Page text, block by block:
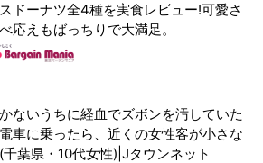
ドーナツ全4種を実食レビュー!可愛さ
応えもばっちりで大満足。
ないうちに経血でズボンを汚していた
車に乗ったら、近くの女性客が小さな
千葉県・10代女性)|Jタウンネット